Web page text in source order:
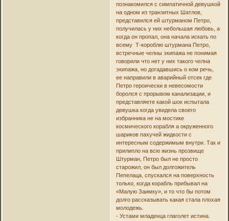
познакомился с симпатичной девушкой
на одном из транзитных Шатлов,
представился ей штурманом Петро,
получилась у них небольшая любовь, а
когда он пропал, она начала искать по
всему Т-короблю штурмана Петро,
встречные челны экипажа не понимая
говорили что нет у них такого челна
экипажа, но догадавшись о ком речь,
ее направили в аварийный отсек где
Петро героически в невесомости
боролся с прорывом канализации, и
представляете какой шок испытала
девушка когда увидела своего
избранника не на мостике
космического корабля а окруженного
шариков пахучей жидкости с
интересным содержимым внутри. Так и
прилипло на всю жизнь прозвище
Штурман, Петро был не просто
старожил, он был долгожитель
Пепелаца, спускался на поверхность
только, когда корабль прибывал на
«Малую Заимку», и то что бы потом
долго рассказывать какая стала плохая
молодежь.
- Устами младенца глаголет истина.